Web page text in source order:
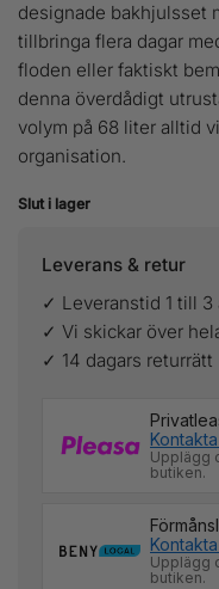
designade bakhjulsset
tillbringa flera dagar
floden eller faktiskt
denna överdådigt
volym på 68 liter alltid
organisation.
Slut i lager
Leverans & retur
✓ Leveranstid 1 till 3
✓ Vi skickar över
✓ 14 dagars returrätt
Upplägg
butiken.
Upplägg
butiken.